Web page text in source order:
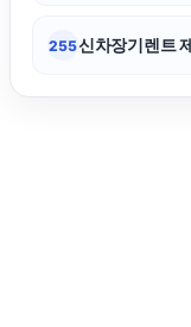
255신차장기렌트